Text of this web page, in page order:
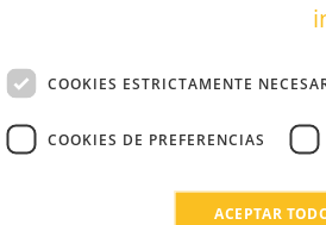
COOKIES ESTRICTAMENTE
COOKIES DE PREFERENCIAS
ACEPTAR